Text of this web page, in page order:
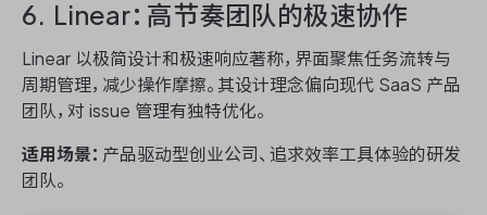
6. Linear：高节奏团队的极速协作
Linear 以极简设计和极速响应著称，界面聚焦任务流转与
周期管理，减少操作摩擦。其设计理念偏向现代 SaaS 产品
团队，对 issue 管理有独特优化。
适用场景： 产品驱动型创业公司、追求效率工具体验的研发
团队。